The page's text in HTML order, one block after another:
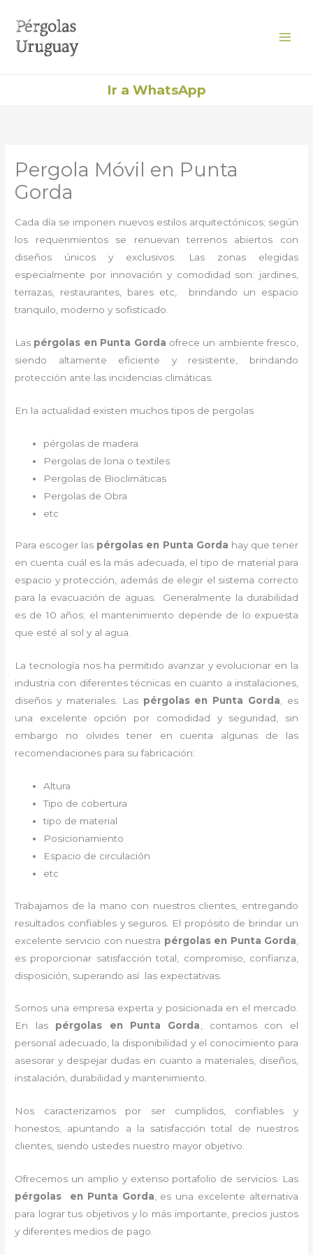
contenido
Ir a WhatsApp
Pergola Móvil en Punta
Gorda
Cada día se imponen nuevos estilos arquitectónicos; según
los requerimientos se renuevan terrenos abiertos con
diseños únicos y exclusivos. Las zonas elegidas
especialmente por innovación y comodidad son: jardines,
terrazas, restaurantes, bares etc, brindando un espacio
tranquilo, moderno y sofisticado.
Las pérgolas en Punta Gorda ofrece un ambiente fresco,
siendo altamente eficiente y resistente, brindando
protección ante las incidencias climáticas.
En la actualidad existen muchos tipos de pergolas
pérgolas de madera
Pergolas de lona o textiles
Pergolas de Bioclimáticas
Pergolas de Obra
etc
Para escoger las pérgolas en Punta Gorda hay que tener
en cuenta cuál es la más adecuada, el tipo de material para
espacio y protección, además de elegir el sistema correcto
para la evacuación de aguas. Generalmente la durabilidad
es de 10 años; el mantenimiento depende de lo expuesta
que esté al sol y al agua.
La tecnología nos ha permitido avanzar y evolucionar en la
industria con diferentes técnicas en cuanto a instalaciones,
diseños y materiales. Las pérgolasen Punta Gorda , es
una excelente opción por comodidad y seguridad, sin
embargo no olvides tener en cuenta algunas de las
recomendaciones para su fabricación:
Altura
Tipo de cobertura
tipo de material
Posicionamiento
Espacio de circulación
etc
Trabajamos de la mano con nuestros clientes, entregando
resultados confiables y seguros. El propósito de brindar un
excelente servicio con nuestra pérgolas en Punta Gorda
es proporcionar satisfacción total, compromiso, confianza,
disposición, superando así las expectativas.
Somos una empresa experta y posicionada en el mercado.
En las pérgolas en Punta Gorda, contamos con el
personal adecuado, la disponibilidad y el conocimiento para
asesorar y despejar dudas en cuanto a materiales, diseños,
instalación, durabilidad y mantenimiento.
Nos caracterizamos por ser cumplidos, confiables y
honestos, apuntando a la satisfacción total de nuestros
clientes, siendo ustedes nuestro mayor objetivo.
Ofrecemos un amplio y extenso portafolio de servicios. Las
pérgolas en Punta Gorda , es una excelente alternativa
para lograr tus objetivos y lo más importante, precios justos
y diferentes medios de pago.